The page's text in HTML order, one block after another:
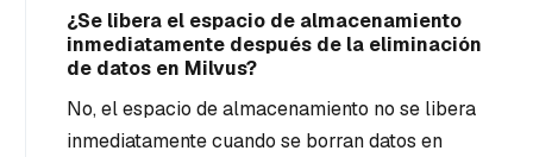
¿Se libera el espacio de almacenamiento
inmediatamente después de la eliminación
de datos en Milvus?
No, el espacio de almacenamiento no se libera
inmediatamente cuando se borran datos en